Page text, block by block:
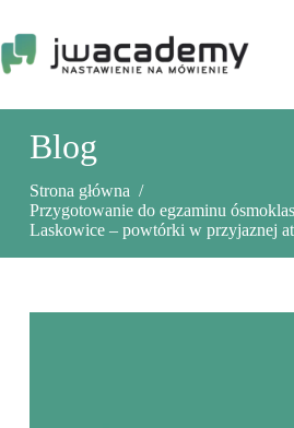
treści
Blog
Strona główna /
Przygotowanie do egzaminu
Laskowice – powtórki w przyjaznej